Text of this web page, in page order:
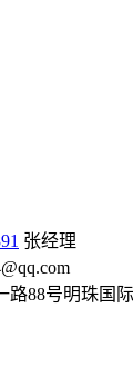
张经理
路88号明珠国